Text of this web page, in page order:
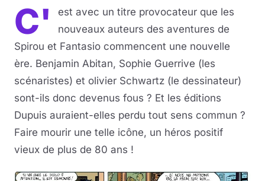
C'
est avec un titre provocateur que les
nouveaux auteurs des aventures de
Spirou et Fantasio commencent une nouvelle
ère. Benjamin Abitan, Sophie Guerrive (les
scénaristes) et olivier Schwartz (le dessinateur)
sont-ils donc devenus fous ? Et les éditions
Dupuis auraient-elles perdu tout sens commun ?
Faire mourir une telle icône, un héros positif
vieux de plus de 80 ans !